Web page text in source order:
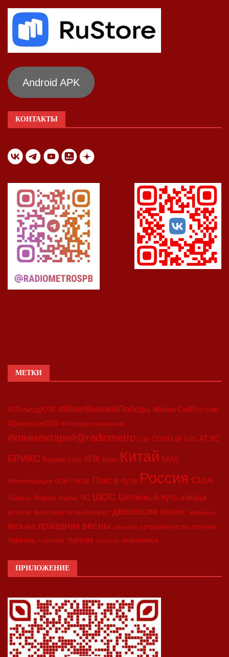
Android APK
КОНТАКТЫ
МЕТКИ
#20съездКПК #80летВеликойПобеды #ВизитСиВРоссию
#Двесессии2023 #Петербургскийдневник
#комментарий@radiometro CIIE COVID-19 G20 АТЭС
БРИКС Бодрое утро КПК Кино Китай МИД
Минкоммерции ООН ПМЭФ Пояс и путь Россия США
Тайвань Форум Харбин ЧС ШОС Шёлковый путь азиада
встреча выставка гала-концерт двесессии космос медицина
музыка праздник весны синьцзян сотрудничество спутник
тайвань торговля туризм экология экономика
ПРИЛОЖЕНИЕ